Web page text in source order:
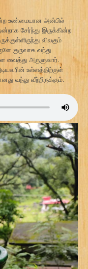
உண்மையான அன்பில்
சேர்ந்து இருக்கின்ற
விலகும்
குருவாக வந்து
வைத்து அருளுவார்.
உள்ளத்திற்குள்
வந்து வீற்றிருக்கும்.